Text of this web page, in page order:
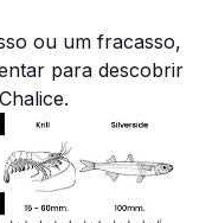
ou um fracasso,
para descobrir